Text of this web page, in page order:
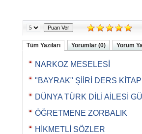
Tüm Yazıları Yorumlar (0) Yorum
NARKOZ MESELESİ
"BAYRAK" ŞİİRİ DERS
DÜNYA TÜRK DİLİ AİLESİ
ÖĞRETMENE ZORBALIK
HİKMETLİ SÖZLER